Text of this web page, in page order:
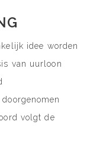
idee worden
van uurloon
volgt de